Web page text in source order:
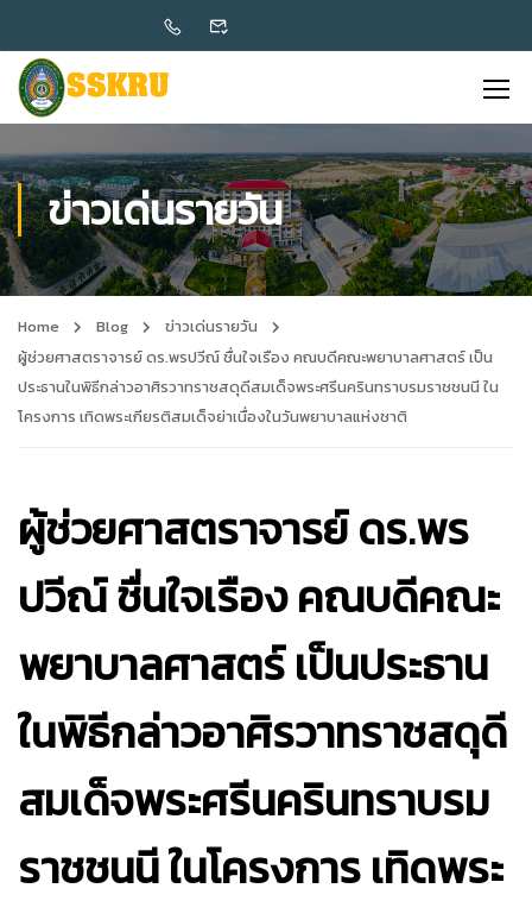
ข่าวเด่นรายวัน
Home Blog
ข่าวเด่นรายวัน
ผู้ช่วยศาสตราจารย์ ดร.พรปวีณ์ ชื่นใจเรือง คณบดีคณะพยาบาลศาสตร์ เป็น
ประธานในพิธีกล่าวอาศิรวาทราชสดุดีสมเด็จพระศรีนครินทราบรมราชชนนี ใน
โครงการ เทิดพระเกียรติสมเด็จย่าเนื่องในวันพยาบาลแห่งชาติ
ผู้ช่วยศาสตราจารย์ ดร.พร
ปวีณ์ ชื่นใจเรือง คณบดีคณะ
พยาบาลศาสตร์ เป็นประธาน
ในพิธีกล่าวอาศิรวาทราชสดุดี
สมเด็จพระศรีนครินทราบรม
ราชชนนี ในโครงการ เทิดพระ